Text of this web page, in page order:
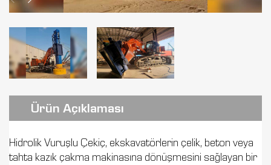
Ürün Açıklaması
Hidrolik Vuruşlu Çekiç, ekskavatörlerin çelik, beton veya
tahta kazık çakma makinasına dönüşmesini sağlayan bir